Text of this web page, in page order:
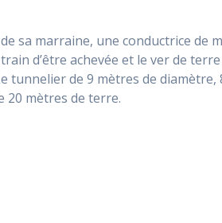
sa marraine, une conductrice de
d’être achevée et le ver de terre
tunnelier de 9 mètres de diamètre,
20 mètres de terre.